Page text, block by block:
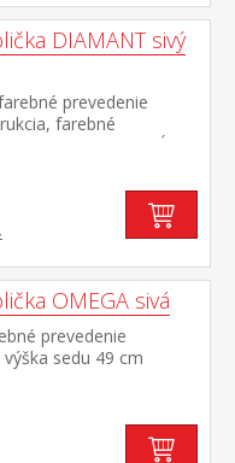
DIAMANT sivý
prevedenie
farebné
sedu 51 cm, hĺbka
sedu v zadnej najužšej
časti 42 cm vhodná k
OMEGA sivá
prevedenie
sedu 49 cm